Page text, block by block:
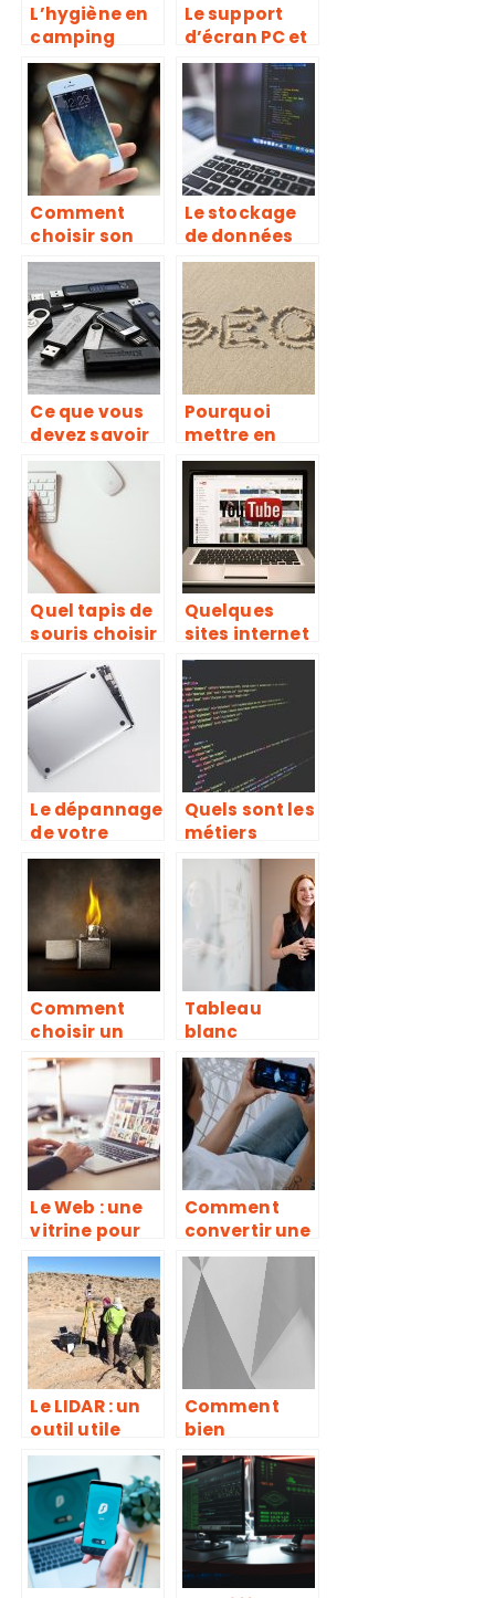
L’hygiène en
camping
comme à la
maison grâce
à la
technologie
Le support
d’écran PC et
ses
avantages
Comment
choisir son
smartphone ?
Le stockage
de données
en ligne : une
souple, sûre
et
économique
Ce que vous
devez savoir
sur la clé USB
Pourquoi
mettre en
place une
véritable
stratégie de
référenceme
nt ?
Quel tapis de
souris choisir
pour son PC
gaming ?
Quelques
sites internet
pour regarder
des films et
des séries en
ligne
Le dépannage
de votre
ordinateur
par un
professionnel
, pourquoi ?
Quels sont les
métiers
relatifs aux
sciences de la
technologie ?
Comment
choisir un
briquet
électrique ?
Tableau
blanc
interactif :
comment
choisir ?
Le Web : une
vitrine pour
son
entreprise à
ne pas
négliger
Comment
convertir une
video
YouTube en
MP3?
Le LIDAR : un
outil utile
dans
différents
domaines
Comment
bien
s’equiper
pour jouer
aux jeux
videos
confortablem
ent ?